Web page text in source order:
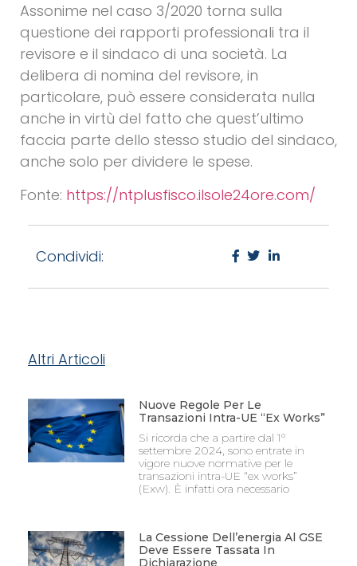
Assonime nel caso 3/2020 torna sulla
questione dei rapporti professionali tra il
revisore e il sindaco di una società. La
delibera di nomina del revisore, in
particolare, può essere considerata nulla
anche in virtù del fatto che quest’ultimo
faccia parte dello stesso studio del sindaco,
anche solo per dividere le spese.
Fonte: https://ntplusfisco.ilsole24ore.com/
Condividi:
Altri Articoli
Nuove Regole Per Le
Transazioni Intra-UE “Ex Works”
Si ricorda che a partire dal 1°
settembre 2024, sono entrate in
vigore nuove normative per le
transazioni intra-UE “ex works”
(Exw). È infatti ora necessario
La Cessione Dell’energia Al GSE
Deve Essere Tassata In
Dichiarazione